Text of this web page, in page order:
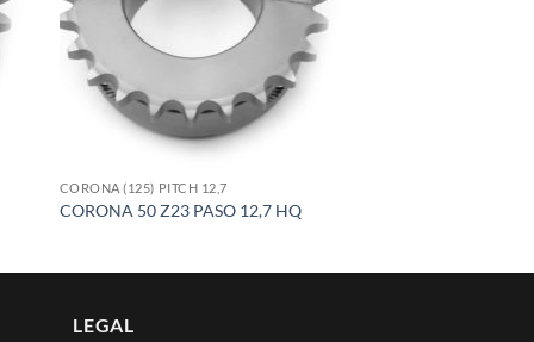
CORONA (125) PITCH 12,7
CORONA 50 Z23 PASO 12,7 HQ
LEGAL